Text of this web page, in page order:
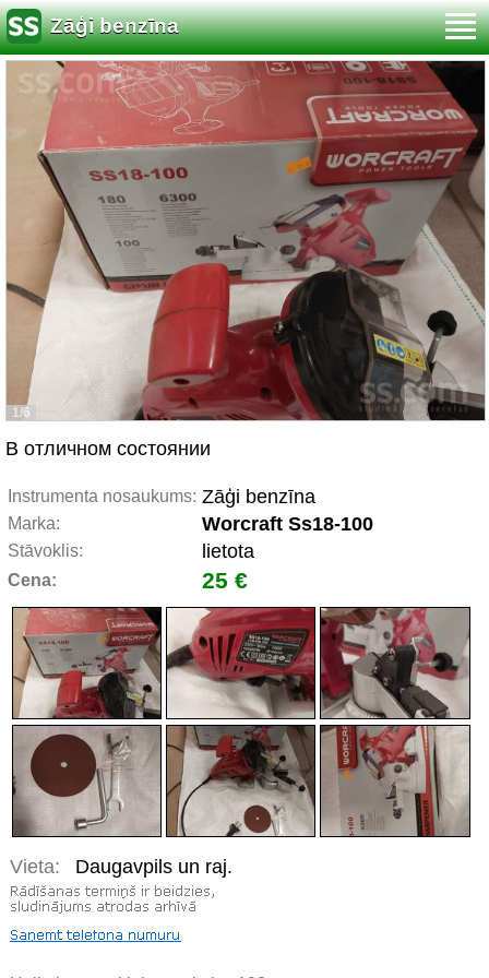
Zāģi benzīna
1/6
В отличном состоянии
Instrumenta nosaukums: Zāģi benzīna
Marka: Worcraft Ss18-100
Stāvoklis: lietota
Cena: 25 €
Vieta: Daugavpils un raj.